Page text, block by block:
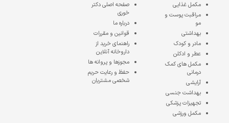
مکمل غذایی
مراقبت پوست و
مو
بهداشتی
مادر و کودک
عطر و ادکلن
مکمل های کمک
درمانی
آرایشی
بهداشت جنسی
تجهیزات پزشکی
مکمل ورزشی
صفحه اصلیدکتر
خوری
درباره ما
قوانین و مقررات
راهنمای خرید از
داروخانه آنلاین
مجوزها و پروانه ها
حفظ و رعایت حریم
شخصی مشتریان